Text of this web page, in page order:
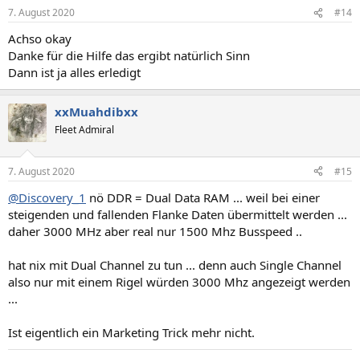
7. August 2020 #14
Achso okay
Danke für die Hilfe das ergibt natürlich Sinn
Dann ist ja alles erledigt
xxMuahdibxx
Fleet Admiral
7. August 2020 #15
@Discovery_1 nö DDR = Dual Data RAM ... weil bei einer
steigenden und fallenden Flanke Daten übermittelt werden ...
daher 3000 MHz aber real nur 1500 Mhz Busspeed ..
hat nix mit Dual Channel zu tun ... denn auch Single Channel
also nur mit einem Rigel würden 3000 Mhz angezeigt werden
...
Ist eigentlich ein Marketing Trick mehr nicht.